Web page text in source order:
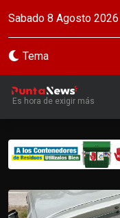
Sabado 8 Agosto 2026
Tema
Es hora de exigir más